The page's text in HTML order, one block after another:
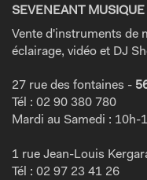
SEVENEANT MUSIQUE
Vente d'instruments de
éclairage, vidéo et DJ
27 rue des fontaines -
Tél : 02 90 380 780
Mardi au Samedi : 10h-
1 rue Jean-Louis
Tél : 02 97 23 41 26